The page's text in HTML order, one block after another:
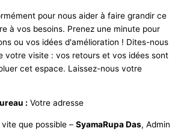
pour nous aider à faire grandir ce
à vos besoins. Prenez une minute pour
ou vos idées d'amélioration ! Dites-nous
votre visite : vos retours et vos idées sont
cet espace. Laissez-nous votre
: Votre adresse
que possible – SyamaRupa Das, Admin